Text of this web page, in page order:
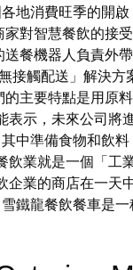
地消費旺季的開啟
家對智慧餐飲的接
餐機器人負責外
接觸配送」解決方
主要特點是用原
表示，未來公司將
中準備食物和飲
飲業就是一個「工
業的商店在一天
鐵龍餐飲餐車是